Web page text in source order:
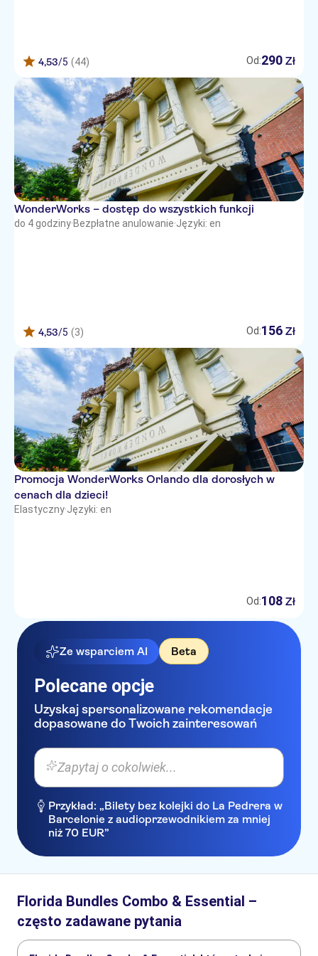
4,53/5 (44) Od:290 Zł
WonderWorks – dostęp do wszystkich funkcji
do 4 godziny·Bezpłatne anulowanie·Języki: en
4,53/5 (3) Od:156 Zł
Promocja WonderWorks Orlando dla dorosłych w
cenach dla dzieci!
Elastyczny·Języki: en
Od:108 Zł
Ze wsparciem AI Beta
Polecane opcje
Uzyskaj spersonalizowane rekomendacje
dopasowane do Twoich zainteresowań
Zapytaj o cokolwiek...
Przykład: „Bilety bez kolejki do La Pedrera w
Barcelonie z audioprzewodnikiem za mniej
niż 70 EUR”
Florida Bundles Combo & Essential –
często zadawane pytania